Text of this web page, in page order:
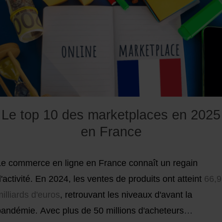
eux.
Le top 10 des marketplaces en 2025
en France
commerce en ligne en France connaît un regain
En 2024, les ventes de produits ont atteint 66,9
d'euros, retrouvant les niveaux d'avant la
Avec plus de 50 millions d'acheteurs